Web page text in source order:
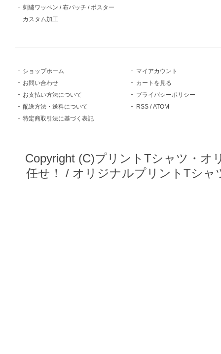
刺繍ワッペン / 布パッチ / ポスター
カスタム加工
ショップホーム
お問い合わせ
お支払い方法について
配送方法・送料について
特定商取引法に基づく表記
マイアカウント
カートを見る
プライバシーポリシー
RSS /ATOM
Copyright (C)プリントTシャツ・
任せ！ / オリジナルプリントTシ